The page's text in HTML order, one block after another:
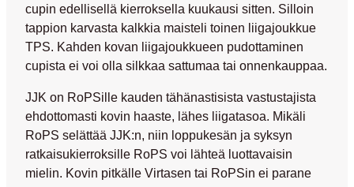
cupin edellisellä kierroksella kuukausi sitten. Silloin
tappion karvasta kalkkia maisteli toinen liigajoukkue
TPS. Kahden kovan liigajoukkueen pudottaminen
cupista ei voi olla silkkaa sattumaa tai onnenkauppaa.
JJK on RoPSille kauden tähänastisista vastustajista
ehdottomasti kovin haaste, lähes liigatasoa. Mikäli
RoPS selättää JJK:n, niin loppukesän ja syksyn
ratkaisukierroksille RoPS voi lähteä luottavaisin
mielin. Kovin pitkälle Virtasen tai RoPSin ei parane